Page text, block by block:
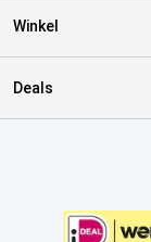
Winkel
Deals